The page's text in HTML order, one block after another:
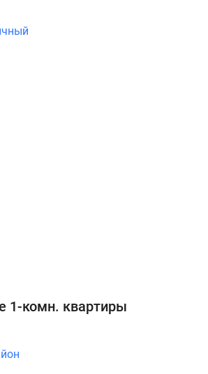
1-комн. квартиры